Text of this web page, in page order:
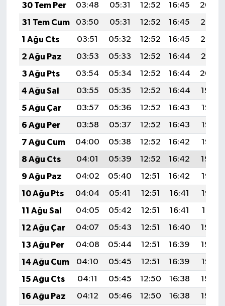
30 Tem Per
03:48 05:31 12:52 16:45
20:04
31 Tem Cum
03:50 05:31 12:52 16:45
20:03
1 Ağu Cts
03:51 05:32 12:52 16:45
20:02
2 Ağu Paz
03:53 05:33 12:52 16:44
20:01
3 Ağu Pts
03:54 05:34 12:52 16:44
20:00
4 Ağu Sal
03:55 05:35 12:52 16:44
19:59
5 Ağu Çar
03:57 05:36 12:52 16:43
19:58
6 Ağu Per
03:58 05:37 12:52 16:43
19:57
7 Ağu Cum
04:00 05:38 12:52 16:42
19:55
8 Ağu Cts
04:01 05:39 12:52 16:42
19:54
9 Ağu Paz
04:02 05:40 12:51 16:42
19:53
10 Ağu Pts
04:04 05:41 12:51 16:41
19:52
11 Ağu Sal
04:05 05:42 12:51 16:41
19:51
12 Ağu Çar
04:07 05:43 12:51 16:40
19:49
13 Ağu Per
04:08 05:44 12:51 16:39
19:48
14 Ağu Cum
04:10 05:45 12:51 16:39
19:47
15 Ağu Cts
04:11 05:45 12:50 16:38
19:45
16 Ağu Paz
04:12 05:46 12:50 16:38
19:44